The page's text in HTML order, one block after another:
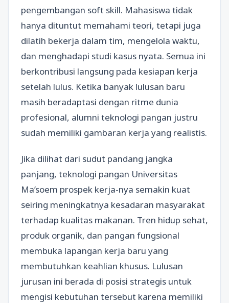
pengembangan soft skill. Mahasiswa tidak
hanya dituntut memahami teori, tetapi juga
dilatih bekerja dalam tim, mengelola waktu,
dan menghadapi studi kasus nyata. Semua ini
berkontribusi langsung pada kesiapan kerja
setelah lulus. Ketika banyak lulusan baru
masih beradaptasi dengan ritme dunia
profesional, alumni teknologi pangan justru
sudah memiliki gambaran kerja yang realistis.
Jika dilihat dari sudut pandang jangka
panjang, teknologi pangan Universitas
Ma’soem prospek kerja-nya semakin kuat
seiring meningkatnya kesadaran masyarakat
terhadap kualitas makanan. Tren hidup sehat,
produk organik, dan pangan fungsional
membuka lapangan kerja baru yang
membutuhkan keahlian khusus. Lulusan
jurusan ini berada di posisi strategis untuk
mengisi kebutuhan tersebut karena memiliki